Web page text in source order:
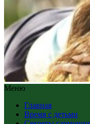
Меню
Главная
Время с детьми